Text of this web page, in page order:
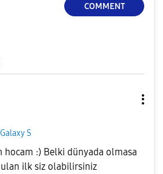
COMMENT
Galaxy S
hocam :) Belki dünyada olmasa
ilk siz olabilirsiniz